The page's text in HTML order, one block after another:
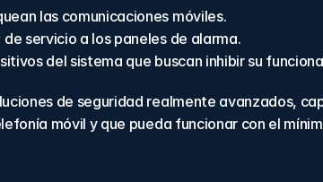
las comunicaciones móviles.
servicio a los paneles de alarma.
del sistema que buscan inhibir su
de seguridad realmente avanzados,
móvil y que pueda funcionar con el